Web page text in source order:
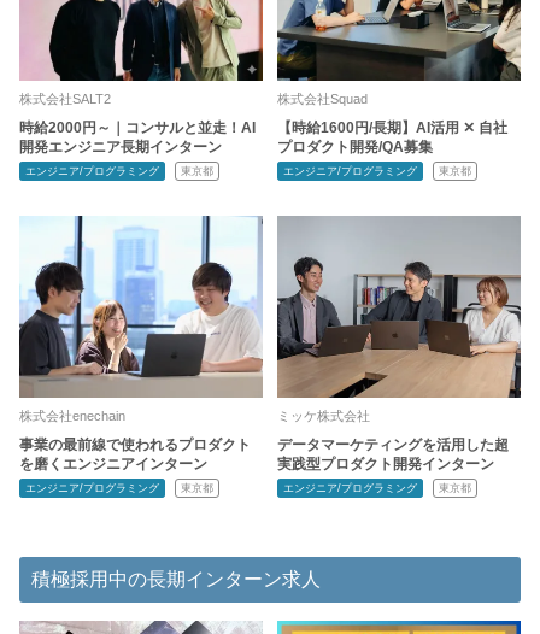
株式会社SALT2
時給2000円～｜コンサルと並走！AI
開発エンジニア長期インターン
エンジニア/プログラミング 東京都
株式会社Squad
【時給1600円/長期】AI活用 ✕ 自社
プロダクト開発/QA募集
エンジニア/プログラミング 東京都
株式会社enechain
事業の最前線で使われるプロダクト
を磨くエンジニアインターン
エンジニア/プログラミング 東京都
ミッケ株式会社
データマーケティングを活用した超
実践型プロダクト開発インターン
エンジニア/プログラミング 東京都
積極採用中の長期インターン求人